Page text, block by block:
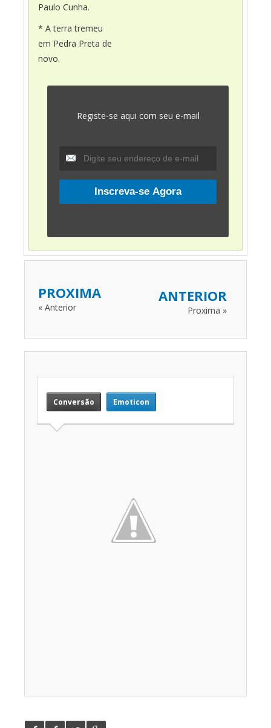
Paulo Cunha.
* A terra tremeu
em Pedra Preta de
novo.
Registe-se aqui com seu e-mail
PROXIMA
« Anterior
ANTERIOR
Proxima »
Conversão Emoticon